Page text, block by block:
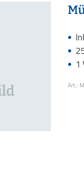
1
Art.: